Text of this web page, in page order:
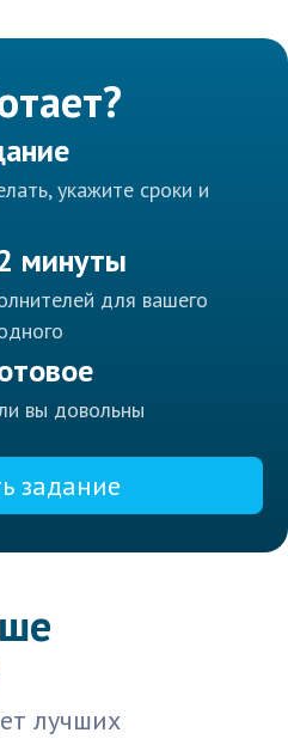
укажите сроки и
минуты
для вашего
вы довольны
задание
лучших